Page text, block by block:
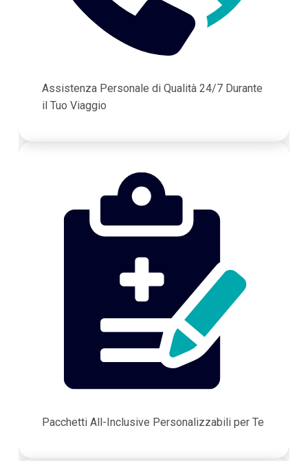
Assistenza Personale di Qualità 24/7 Durante
il Tuo Viaggio
Pacchetti All-Inclusive Personalizzabili per Te